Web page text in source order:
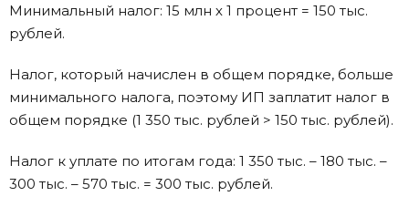
Минимальный налог: 15 млн х 1 процент = 150 тыс.
рублей.
Налог, который начислен в общем порядке, больше
минимального налога, поэтому ИП заплатит налог в
общем порядке (1 350 тыс. рублей > 150 тыс. рублей).
Налог к уплате по итогам года: 1 350 тыс. – 180 тыс. –
300 тыс. – 570 тыс. = 300 тыс. рублей.